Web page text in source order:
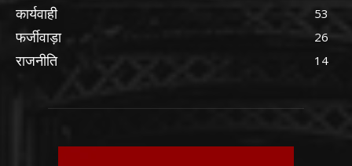
कार्यवाही 53
फर्जीवाड़ा 26
राजनीति 14